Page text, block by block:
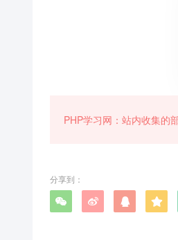
PHP学习网：站内收集的
分享到：